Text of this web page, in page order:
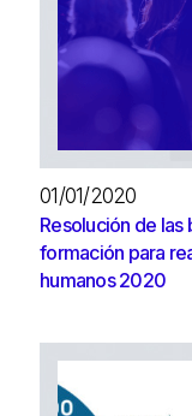
01/01/2020
Resolución de las
formación para
humanos 2020